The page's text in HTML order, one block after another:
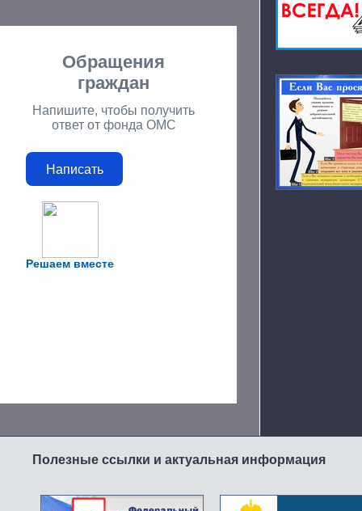
Решаем вместе
Обращения
граждан
Напишите, чтобы получить
ответ от фонда ОМС
Написать
Полезные ссылки и актуальная информация